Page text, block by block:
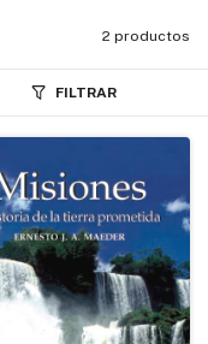
2 productos
FILTRAR